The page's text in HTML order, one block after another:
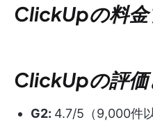
ClickUpの料金
ClickUpの評価
G2: 4.7/5（9,000件